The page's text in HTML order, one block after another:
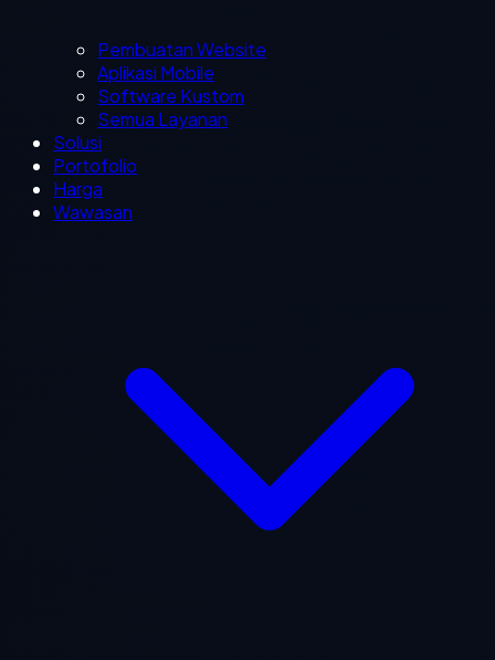
Pembuatan Website
Aplikasi Mobile
Software Kustom
Semua Layanan
Solusi
Portofolio
Harga
Wawasan